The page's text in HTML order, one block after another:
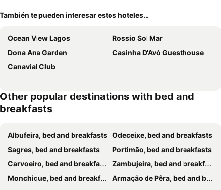
También te pueden interesar estos hoteles...
Ocean View Lagos
Rossio Sol Mar
Dona Ana Garden
Casinha D'Avó Guesthouse
Canavial Club
Other popular destinations with bed and
breakfasts
Albufeira, bed and breakfasts
Odeceixe, bed and breakfasts
Sagres, bed and breakfasts
Portimão, bed and breakfasts
Carvoeiro, bed and breakfasts
Zambujeira, bed and breakfasts
Monchique, bed and breakfasts
Armação de Pêra, bed and breakfasts